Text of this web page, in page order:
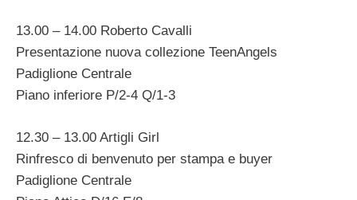
13.00 – 14.00 Roberto Cavalli
Presentazione nuova collezione TeenAngels
Padiglione Centrale
Piano inferiore P/2-4 Q/1-3
12.30 – 13.00 Artigli Girl
Rinfresco di benvenuto per stampa e buyer
Padiglione Centrale